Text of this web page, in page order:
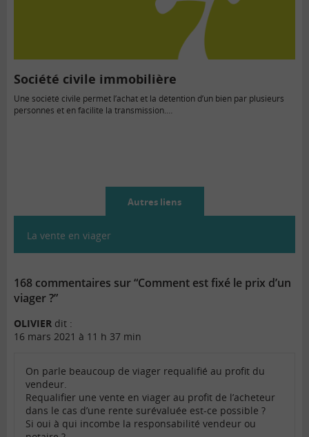
Société civile immobilière
Une société civile permet l’achat et la détention d’un bien par plusieurs
personnes et en facilite la transmission.…
Autres liens
La vente en viager
168 commentaires sur “Comment est fixé le prix d’un
viager ?”
OLIVIER dit :
16 mars 2021 à 11 h 37 min
On parle beaucoup de viager requalifié au profit du
vendeur.
Requalifier une vente en viager au profit de l’acheteur
dans le cas d’une rente surévaluée est-ce possible ?
Si oui à qui incombe la responsabilité vendeur ou